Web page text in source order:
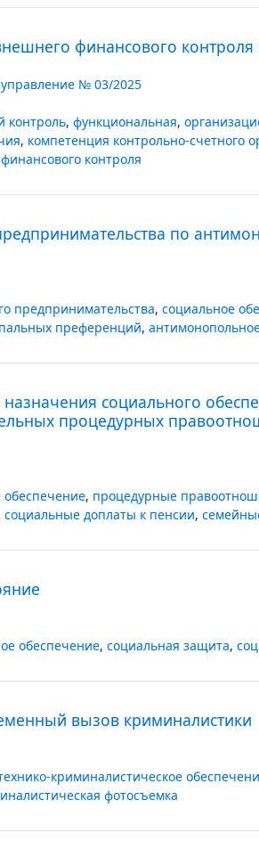
финансового контроля
№ 03/2025
, функциональная,
, компетенция контрольно-счетного
контроля
по
предпринимательства, социальное
преференций,
социального
процедурных
обеспечение, процедурные
социальные доплаты к пенсии,
обеспечение, социальная защита,
вызов криминалистики
криминалистическое
фотосъемка